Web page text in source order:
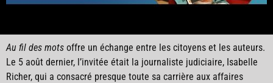
Au fil des mots offre un échange entre les citoyens et les auteurs.
Le 5 août dernier, l’invitée était la journaliste judiciaire, Isabelle
Richer, qui a consacré presque toute sa carrière aux affaires